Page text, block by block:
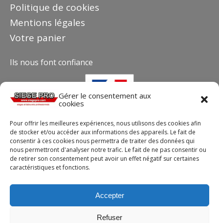
Gérer le consentement aux
cookies
Pour offrir les meilleures expériences, nous utilisons des cookies afin
de stocker et/ou accéder aux informations des appareils. Le fait de
consentir à ces cookies nous permettra de traiter des données qui
nous permettront d'analyser notre trafic. Le fait de ne pas consentir ou
de retirer son consentement peut avoir un effet négatif sur certaines
caractéristiques et fonctions.
Accepter
Refuser
Politique de cookies
Mentions légales
Votre panier
Ils nous font confiance
Contact
Téléphone : +33(0)4 37 44 15 30
Email :
info@siegepro.com
28 Avenue Maréchal de Lattre de Tassigny